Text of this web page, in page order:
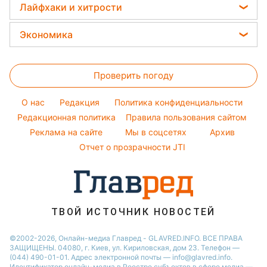
Новости Ровно
Новости Одессы
Виталий Козловский
Потап
Елена Зеленская
Народные приметы
Все о шоу-бизнесе
Простые блюда
Легкие десерты
Праздничное меню
Прогноз погоды
Магнитные бури
Погода на сегодня
Лайфхаки и хитрости
Все о сале
Уборка
Стирка
Авто
Комнатные растения
Экономика
Денежная помощь
Тарифы
Курс валют
Проверить погоду
O нас Редакция
Политика конфиденциальности
Редакционная политика
Правила пользования сайтом
Реклама на сайте
Мы в соцсетях
Архив
Отчет о прозрачности JTI
ТВОЙ ИСТОЧНИК НОВОСТЕЙ
©2002-2026, Онлайн-медиа Главред - GLAVRED.INFO. ВСЕ ПРАВА
ЗАЩИЩЕНЫ. 04080, г. Киев, ул. Кириловская, дом 23. Телефон —
(044) 490-01-01. Адрес электронной почты — info@glavred.info.